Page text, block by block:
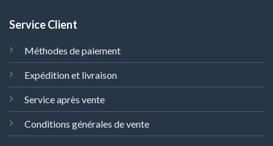
Service Client
Méthodes de paiement
Expédition et livraison
Service après vente
Conditions générales de vente